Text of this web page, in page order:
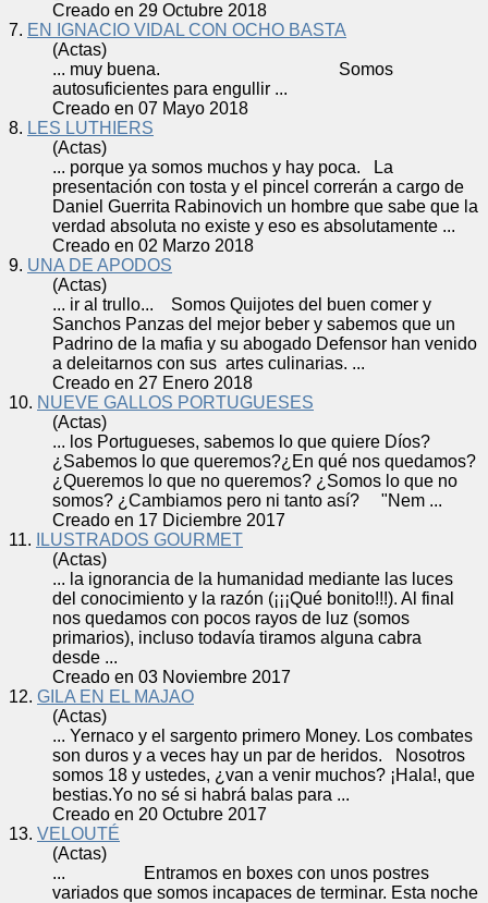
Creado en 29 Octubre 2018
7. EN IGNACIO VIDAL CON OCHO BASTA
(Actas)
... muy buena. Somos
autosuficientes para engullir ...
Creado en 07 Mayo 2018
8. LES LUTHIERS
(Actas)
... porque ya somos muchos y hay poca. La
presentación con tosta y el pincel correrán a cargo de
Daniel Guerrita Rabinovich un hombre que sabe que la
verdad absoluta no existe y eso es absolutamente ...
Creado en 02 Marzo 2018
9. UNA DE APODOS
(Actas)
... ir al trullo... Somos Quijotes del buen comer y
Sanchos Panzas del mejor beber y sabemos que un
Padrino de la mafia y su abogado Defensor han venido
a deleitarnos con sus artes culinarias. ...
Creado en 27 Enero 2018
10. NUEVE GALLOS PORTUGUESES
(Actas)
... los Portugueses, sabemos lo que quiere Díos?
¿Sabemos lo que queremos?¿En qué nos quedamos?
¿Queremos lo que no queremos? ¿ Somos lo que no
somos? ¿Cambiamos pero ni tanto así? "Nem ...
Creado en 17 Diciembre 2017
11.
ILUSTRADOS GOURMET
(Actas)
... la ignorancia de la humanidad mediante las luces
del conocimiento y la razón (¡¡¡Qué bonito!!!). Al final
nos quedamos con pocos rayos de luz (somos
primarios), incluso todavía tiramos alguna cabra
desde ...
Creado en 03 Noviembre 2017
12. GILA EN EL MAJAO
(Actas)
... Yernaco y el sargento primero Money. Los combates
son duros y a veces hay un par de heridos. Nosotros
somos 18 y ustedes, ¿van a venir muchos? ¡Hala!, que
bestias.Yo no sé si habrá balas para ...
Creado en 20 Octubre 2017
13. VELOUTÉ
(Actas)
... Entramos en boxes con unos postres
variados que somos incapaces de terminar. Esta noche